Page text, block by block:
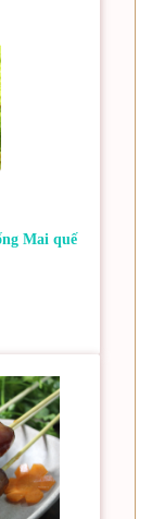
Mai quế